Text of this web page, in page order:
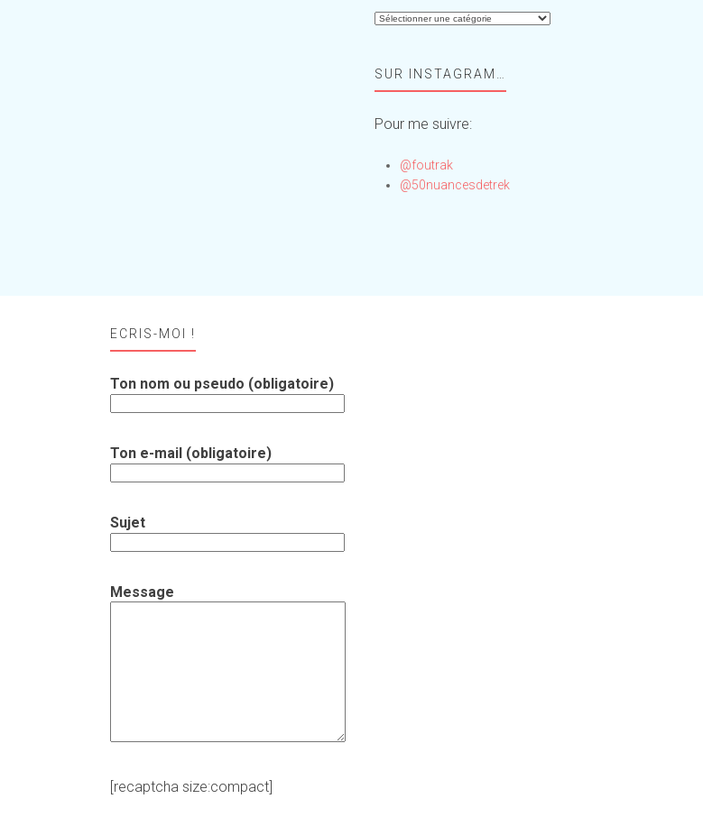
Aide-
!SUR INSTAGRAM…
Pour me suivre:
@foutrak
@50nuancesdetrek
ECRIS-MOI !
Ton nom ou pseudo (obligatoire)
Ton e-mail (obligatoire)
Sujet
Message
[recaptcha size:compact]